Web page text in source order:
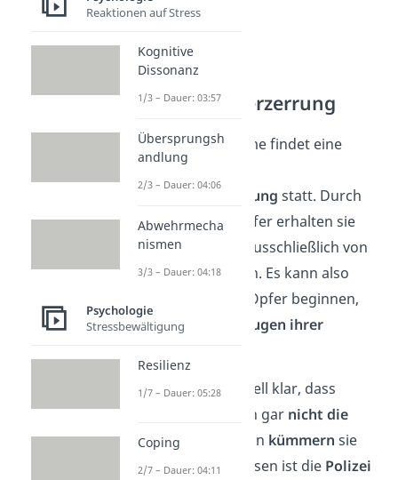
Wirklichkeitsverzerrung
Bei einer Geiselnahme findet eine
Verzerrung der
Realitätswahrnehmung statt. Durch
dieIsolationder Opfer erhalten sie
alle Informationen ausschließlich von
ihren Geiselnehmern. Es kann also
passieren, dass die Opfer beginnen,
die Welt durch die
Augen ihrer
FürKristinwar schnell klar, dass
Olsson und Olafsson gar nicht die
Bösensind. Immerhin kümmern sie
sich um sie. Stattdessen ist die Polizei
Reaktionen auf Stress
Kognitive
Dissonanz
1/3 – Dauer: 03:57
Übersprungsh
andlung
2/3 – Dauer: 04:06
Abwehrmecha
nismen
3/3 – Dauer: 04:18
Psychologie
Stressbewältigung
Resilienz
1/7 – Dauer: 05:28
Coping
2/7 – Dauer: 04:11